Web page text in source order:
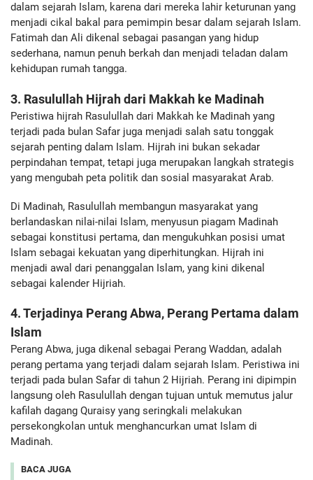
dalam sejarah Islam, karena dari mereka lahir keturunan yang
menjadi cikal bakal para pemimpin besar dalam sejarah Islam.
Fatimah dan Ali dikenal sebagai pasangan yang hidup
sederhana, namun penuh berkah dan menjadi teladan dalam
kehidupan rumah tangga.
3. Rasulullah Hijrah dari Makkah ke Madinah
Peristiwa hijrah Rasulullah dari Makkah ke Madinah yang
terjadi pada bulan Safar juga menjadi salah satu tonggak
sejarah penting dalam Islam. Hijrah ini bukan sekadar
perpindahan tempat, tetapi juga merupakan langkah strategis
yang mengubah peta politik dan sosial masyarakat Arab.
Di Madinah, Rasulullah membangun masyarakat yang
berlandaskan nilai-nilai Islam, menyusun piagam Madinah
sebagai konstitusi pertama, dan mengukuhkan posisi umat
Islam sebagai kekuatan yang diperhitungkan. Hijrah ini
menjadi awal dari penanggalan Islam, yang kini dikenal
sebagai kalender Hijriah.
4. Terjadinya Perang Abwa, Perang Pertama dalam
Islam
Perang Abwa, juga dikenal sebagai Perang Waddan, adalah
perang pertama yang terjadi dalam sejarah Islam. Peristiwa ini
terjadi pada bulan Safar di tahun 2 Hijriah. Perang ini dipimpin
langsung oleh Rasulullah dengan tujuan untuk memutus jalur
kafilah dagang Quraisy yang seringkali melakukan
persekongkolan untuk menghancurkan umat Islam di
Madinah.
BACA JUGA